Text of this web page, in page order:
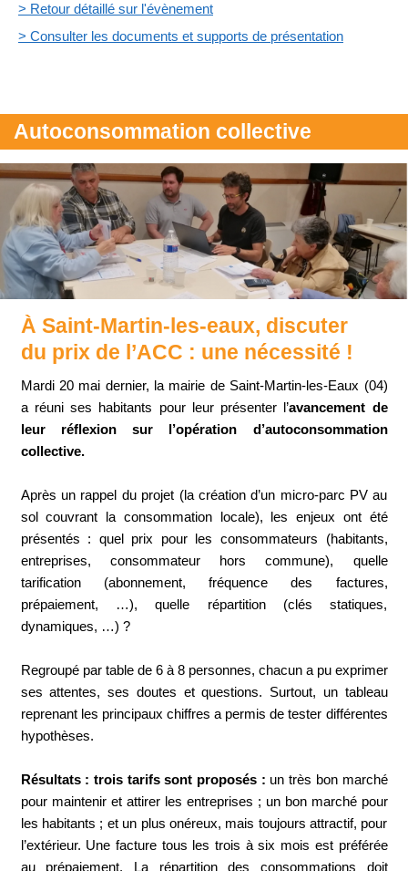
> Retour détaillé sur l'évènement
> Consulter les documents et supports de présentation
Autoconsommation collective
À Saint-Martin-les-eaux, discuter
du prix de l’ACC : une nécessité !
Mardi 20 mai dernier, la mairie de Saint-Martin-les-Eaux (04)
a réuni ses habitants pour leur présenter l’avancement de
leur réflexion sur l’opération d’autoconsommation
collective.
Après un rappel du projet (la création d’un micro-parc PV au
sol couvrant la consommation locale), les enjeux ont été
présentés : quel prix pour les consommateurs (habitants,
entreprises, consommateur hors commune), quelle
tarification (abonnement, fréquence des factures,
prépaiement, …), quelle répartition (clés statiques,
dynamiques, …) ?
Regroupé par table de 6 à 8 personnes, chacun a pu exprimer
ses attentes, ses doutes et questions. Surtout, un tableau
reprenant les principaux chiffres a permis de tester différentes
hypothèses.
Résultats : trois tarifs sont proposés : un très bon marché
pour maintenir et attirer les entreprises ; un bon marché pour
les habitants ; et un plus onéreux, mais toujours attractif, pour
l’extérieur. Une facture tous les trois à six mois est préférée
au prépaiement. La répartition des consommations doit